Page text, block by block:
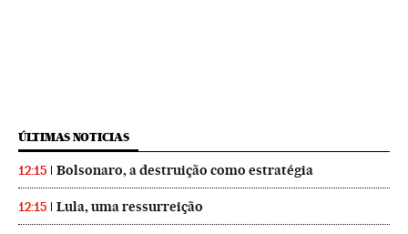
ÚLTIMAS NOTICIAS
12:15 Bolsonaro, a destruição como estratégia
12:15 Lula, uma ressurreição